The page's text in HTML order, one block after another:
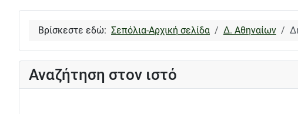
Αναζήτηση στον ιστό
Βρίσκεστε εδώ: Σεπόλια-Αρχική σελίδα Δ. Αθηναίων